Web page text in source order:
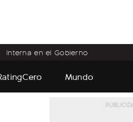
Interna en el Gobierno
Mundo